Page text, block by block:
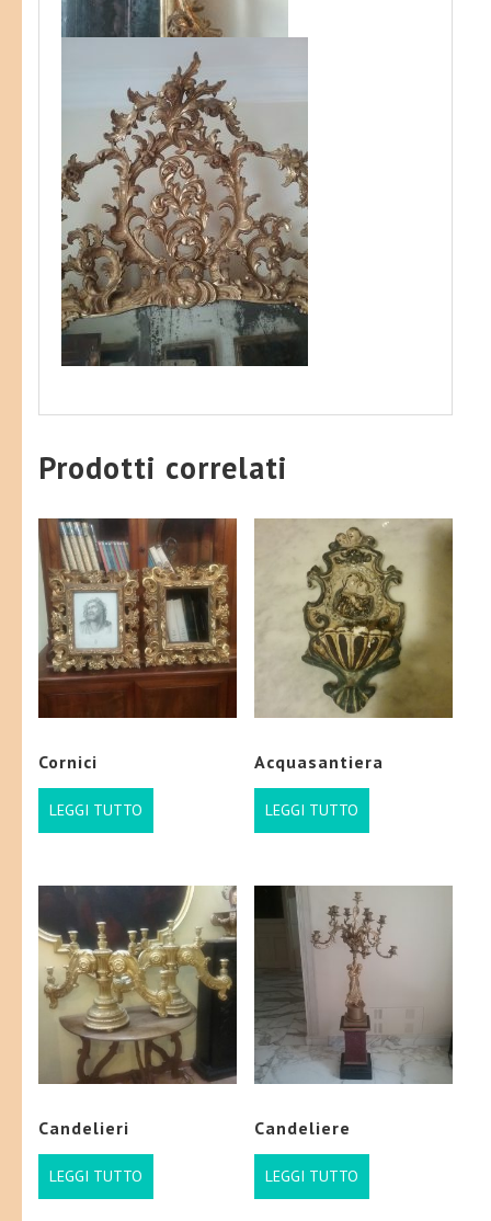
Prodotti correlati
Cornici
LEGGI TUTTO
Acquasantiera
LEGGI TUTTO
Candelieri
LEGGI TUTTO
Candeliere
LEGGI TUTTO